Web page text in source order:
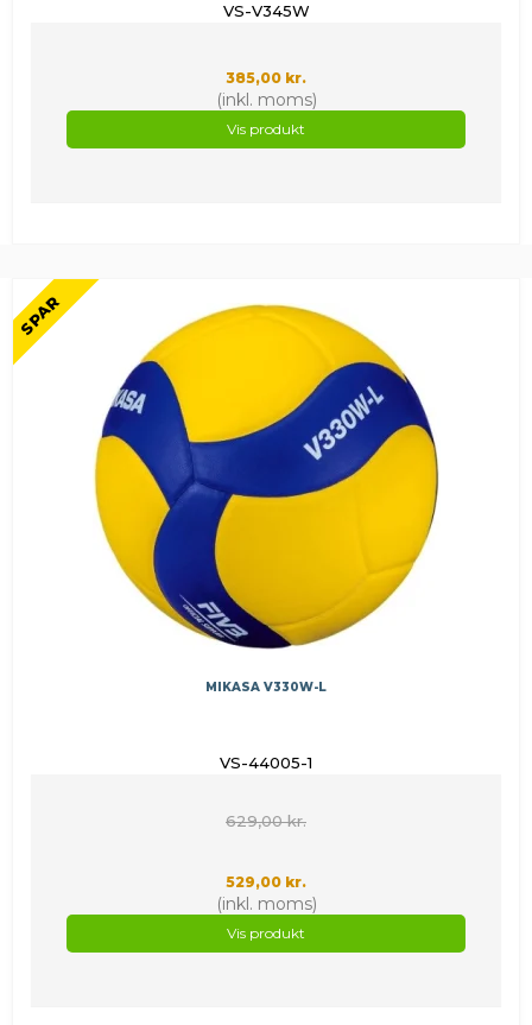
VS-V345W
385,00 kr.
(inkl. moms)
Vis produkt
SPAR
MIKASA V330W-L
VS-44005-1
629,00 kr.
529,00 kr.
(inkl. moms)
Vis produkt